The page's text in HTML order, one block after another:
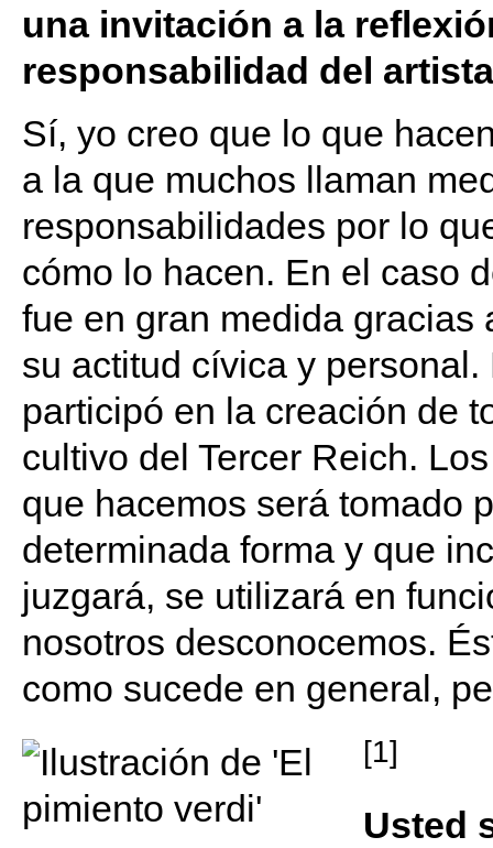
una invitación a la
responsabilidad del
Sí, yo creo que lo que
a la que muchos llaman
responsabilidades por lo
cómo lo hacen. En el caso
fue en gran medida gracias
su actitud cívica y
participó en la creación de
cultivo del Tercer Reich.
que hacemos será tomado
determinada forma y que
juzgará, se utilizará en
nosotros desconocemos.
como sucede en general,
[1]
Usted